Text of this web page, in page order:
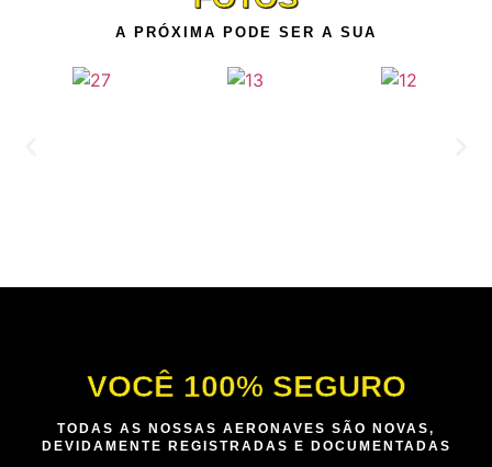
A PRÓXIMA PODE SER A SUA
VOCÊ 100% SEGURO
TODAS AS NOSSAS AERONAVES SÃO NOVAS,
DEVIDAMENTE REGISTRADAS E DOCUMENTADAS